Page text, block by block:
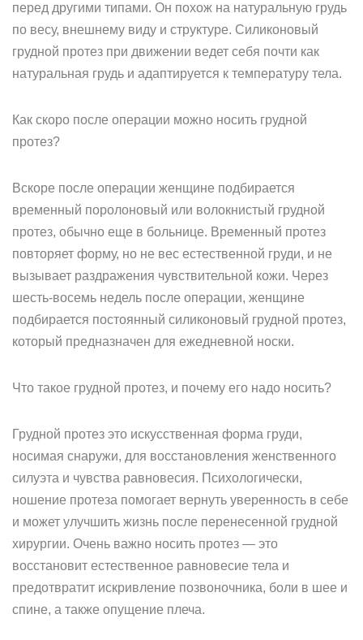
перед другими типами. Он похож на натуральную грудь
по весу, внешнему виду и структуре. Силиконовый
грудной протез при движении ведет себя почти как
натуральная грудь и адаптируется к температуру тела.
Как скоро после операции можно носить грудной
протез?
Вскоре после операции женщине подбирается
временный поролоновый или волокнистый грудной
протез, обычно еще в больнице. Временный протез
повторяет форму, но не вес естественной груди, и не
вызывает раздражения чувствительной кожи. Через
шесть-восемь недель после операции, женщине
подбирается постоянный силиконовый грудной протез,
который предназначен для ежедневной носки.
Что такое грудной протез, и почему его надо носить?
Грудной протез это искусственная форма груди,
носимая снаружи, для восстановления женственного
силуэта и чувства равновесия. Психологически,
ношение протеза помогает вернуть уверенность в себе
и может улучшить жизнь после перенесенной грудной
хирургии. Очень важно носить протез — это
восстановит естественное равновесие тела и
предотвратит искривление позвоночника, боли в шее и
спине, а также опущение плеча.